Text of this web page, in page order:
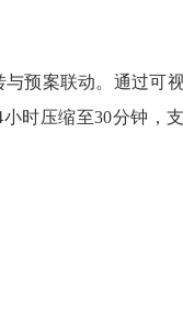
预案联动。通过可
时压缩至30分钟，